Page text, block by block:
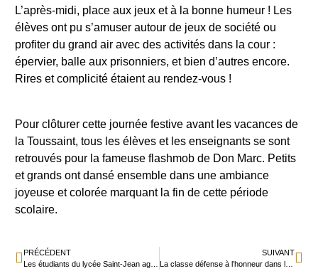
L’après-midi, place aux jeux et à la bonne humeur ! Les
élèves ont pu s’amuser autour de jeux de société ou
profiter du grand air avec des activités dans la cour :
épervier, balle aux prisonniers, et bien d’autres encore.
Rires et complicité étaient au rendez-vous !
Pour clôturer cette journée festive avant les vacances de
la Toussaint, tous les élèves et les enseignants se sont
retrouvés pour la fameuse flashmob de Don Marc. Petits
et grands ont dansé ensemble dans une ambiance
joyeuse et colorée marquant la fin de cette période
scolaire.
PRÉCÉDENT
Les étudiants du lycée Saint-Jean agissent pour la santé visuelle en Afrique
SUIVANT
La classe défense à l’honneur dans le Populaire du Centre